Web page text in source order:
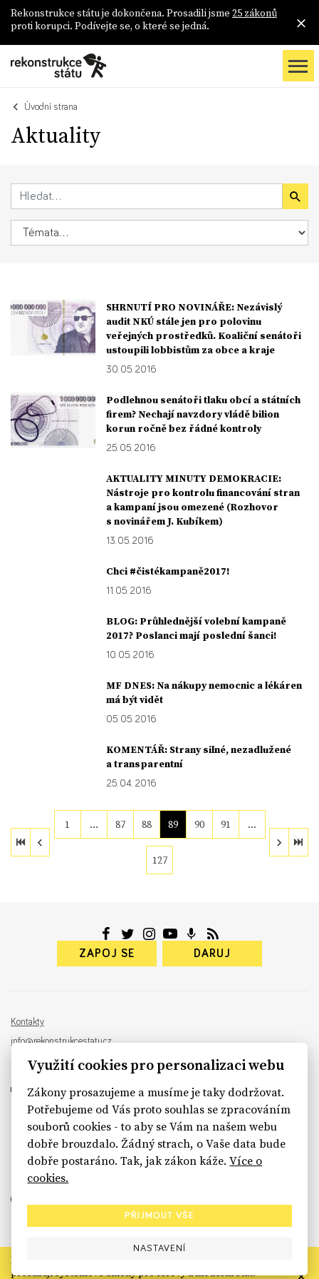
Rekonstrukce státu je dokončena. Prosadili jsme 25 zákonů
proti korupci. Podívejte se, o které se jedná.
Úvodní strana
Aktuality
SHRNUTÍ PRO NOVINÁŘE: Nezávislý
audit NKÚ stále jen pro polovinu
veřejných prostředků. Koaliční senátoři
ustoupili lobbistům za obce a kraje
30. 05. 2016
Podlehnou senátoři tlaku obcí a státních
firem? Nechají navzdory vládě bilion
korun ročně bez řádné kontroly
25. 05. 2016
AKTUALITY MINUTY DEMOKRACIE:
Nástroje pro kontrolu financování stran
a kampaní jsou omezené (Rozhovor
s novinářem J. Kubíkem)
13. 05. 2016
Chci #čistékampaně2017!
11. 05. 2016
BLOG: Průhlednější volební kampaně
2017? Poslanci mají poslední šanci!
10. 05. 2016
MF DNES: Na nákupy nemocnic a lékáren
má být vidět
05. 05. 2016
KOMENTÁŘ: Strany silné, nezadlužené
a transparentní
25. 04. 2016
1 … 87 88 89 90 91 …
127
ZAPOJ SE DARUJ
Kontakty
info@rekonstrukcestatu.cz
Návrh a vývoj: Sinfin , ilustrace:
sinfin.digital
Rekonstrukce státu končí. Její členské organizace však dál
prosazují systémové změny pro férový a moderní stát.
Využití cookies pro personalizaci webu
Zákony prosazujeme a musíme je taky dodržovat.
Potřebujeme od Vás proto souhlas se zpracováním
souborů cookies - to aby se Vám na našem webu
dobře brouzdalo. Žádný strach, o Vaše data bude
dobře postaráno. Tak, jak zákon káže.Více o
cookies.
PŘIJMOUT VŠE
NASTAVENÍ